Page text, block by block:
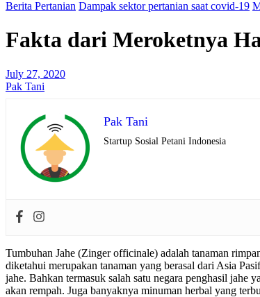
Berita Pertanian Dampak sektor pertanian saat covid-19
Fakta dari Meroketnya
July 27, 2020
Pak Tani
Pak Tani
Startup Sosial Petani Indonesia
Tumbuhan Jahe (Zinger officinale) adalah tanaman
diketahui merupakan tanaman yang berasal dari Asia
jahe. Bahkan termasuk salah satu negara penghasil jahe
akan rempah. Juga banyaknya minuman herbal yang